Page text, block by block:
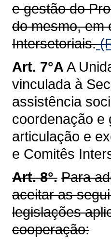
e gestão do
do mesmo, em
Intersetoriais.
Art. 7°A A
vinculada à
assistência
coordenação e
articulação e
e Comitês
Art. 8°. Para
aceitar as
legislações
cooperação: